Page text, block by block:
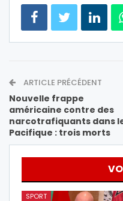
ARTICLE PRÉCÉDENT
Nouvelle frappe
américaine contre des
narcotrafiquants dans
Pacifique : trois morts
SPORT